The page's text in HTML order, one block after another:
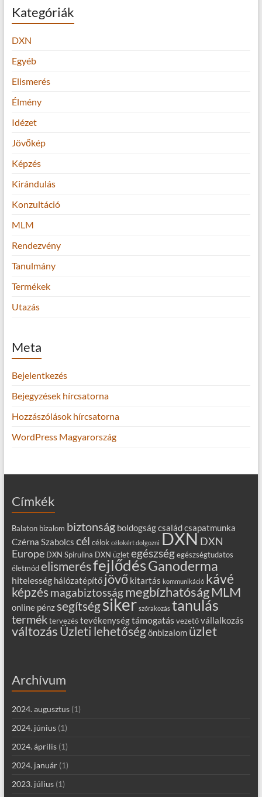
Kategóriák
DXN
Egyéb
Elismerés
Élmény
Idézet
Jövőkép
Képzés
Kirándulás
Konzultáció
MLM
Rendezvény
Tanulmány
Termékek
Utazás
Meta
Bejelentkezés
Bejegyzések hírcsatorna
Hozzászólások hírcsatorna
WordPress Magyarország
Címkék
Balaton bizalom biztonság boldogságcsaládcsapatmunka
Czérna Szabolcs cél célok célokért dolgozni DXNDXN
Europe DXN Spirulina DXN üzlet egészség egészségtudatos
életmód elismerésfejlődésGanoderma
hitelesség hálózatépítő jövő kitartás kommunikáció kávé
képzésmagabiztosságmegbízhatóság MLM
online pénz segítségsiker szórakozás tanulás
termék tervezés tevékenységtámogatás vezető vállalkozás
változás Üzleti lehetőségönbizalom üzlet
Archívum
2024. augusztus(1)
2024. június(1)
2024. április(1)
2024. január(1)
2023. július(1)